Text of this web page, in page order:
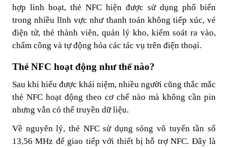
hợp linh hoạt, thẻ NFC hiện được sử dụng phổ biến
trong nhiều lĩnh vực như thanh toán không tiếp xúc, vé
điện tử, thẻ thành viên, quản lý kho, kiểm soát ra vào,
chấm công và tự động hóa các tác vụ trên điện thoại.
Thẻ NFC hoạt động như thế nào?
Sau khi hiểu được khái niệm, nhiều người cũng thắc mắc
thẻ NFC hoạt động theo cơ chế nào mà không cần pin
nhưng vẫn có thể truyền dữ liệu.
Về nguyên lý, thẻ NFC sử dụng sóng vô tuyến tần số
13,56 MHz để giao tiếp với thiết bị hỗ trợ NFC. Đây là